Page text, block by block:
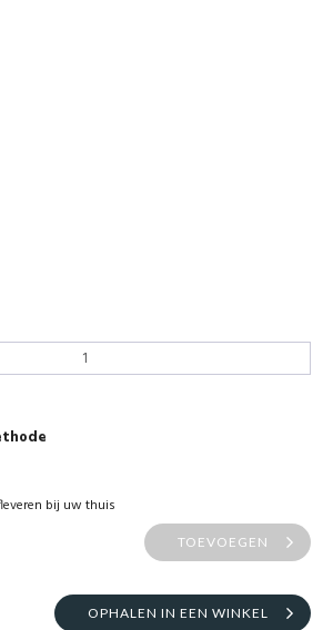
bij uw thuis
TOEVOEGEN
OPHALEN IN EEN WINKEL